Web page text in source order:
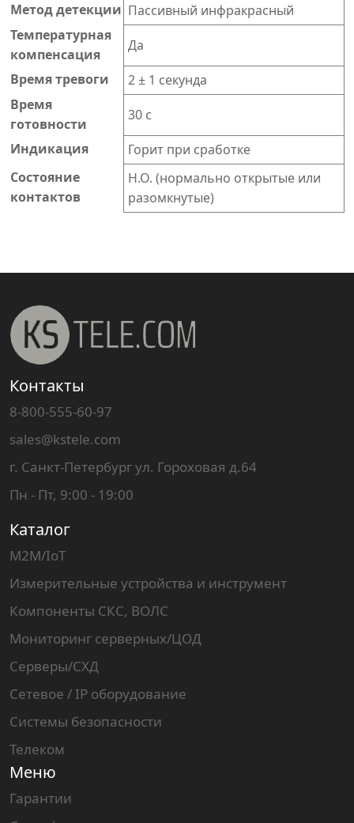
Метод детекции Пассивный инфракрасный
Температурная
компенсация
Да
Время тревоги
2 ± 1 cекунда
Время
готовности
30 с
Индикация
Горит при сработке
Состояние
контактов
Н.О. (нормально открытые или
разомкнутые)
Каталог
M2M/IoT
Измерительные устройства и инструмент
Компоненты СКС, ВОЛС
Мониторинг серверных/ЦОД
Серверы/СХД
Сетевое / IP оборудование
Системы безопасности
Телеком
Меню
Гарантии
Контакты
8-800-555-60-97
sales@kstele.com
г. Санкт-Петербург ул. Гороховая д.64
Пн - Пт, 9:00 - 19:00